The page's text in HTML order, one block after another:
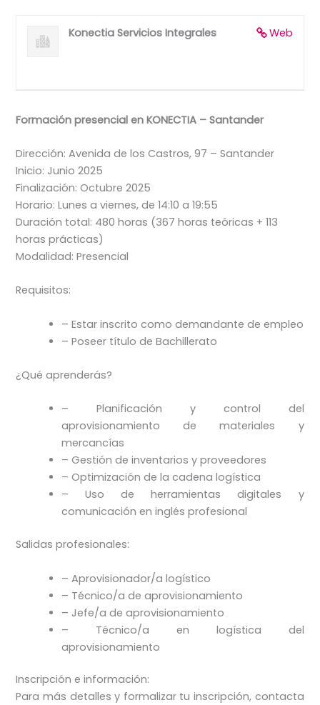
Web
Konectia Servicios Integrales
Formación presencial en KONECTIA – Santander
Dirección: Avenida de los Castros, 97 – Santander
Inicio: Junio 2025
Finalización: Octubre 2025
Horario: Lunes a viernes, de 14:10 a 19:55
Duración total: 480 horas (367 horas teóricas + 113
horas prácticas)
Modalidad: Presencial
Requisitos:
– Estar inscrito como demandante de empleo
– Poseer título de Bachillerato
¿Qué aprenderás?
– Planificación y control del
aprovisionamiento de materiales y
mercancías
– Gestión de inventarios y proveedores
– Optimización de la cadena logística
– Uso de herramientas digitales y
comunicación en inglés profesional
Salidas profesionales:
– Aprovisionador/a logístico
– Técnico/a de aprovisionamiento
– Jefe/a de aprovisionamiento
– Técnico/a en logística del
aprovisionamiento
Inscripción e información:
Para más detalles y formalizar tu inscripción, contacta